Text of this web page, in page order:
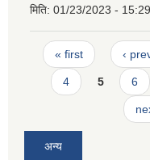
मिति: 01/23/2023 - 15:29
Pages
« first ‹
4 5 6
अन्य